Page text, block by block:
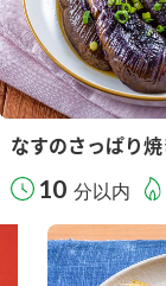
なすのさっぱり
10 分以内